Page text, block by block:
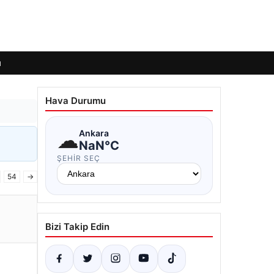
54 →
Hava Durumu
☁Ankara
NaN°C
ŞEHIR SEÇ
Bizi Takip Edin